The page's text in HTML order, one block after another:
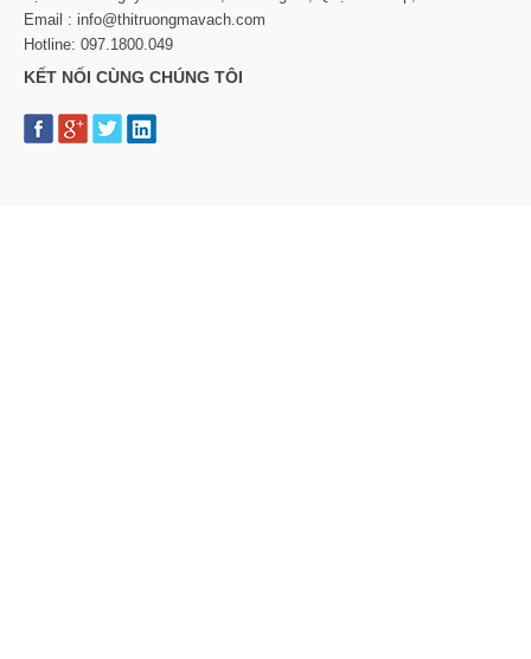
Email : info@thitruongmavach.com
Hotline: 097.1800.049
KẾT NỐI CÙNG CHÚNG TÔI